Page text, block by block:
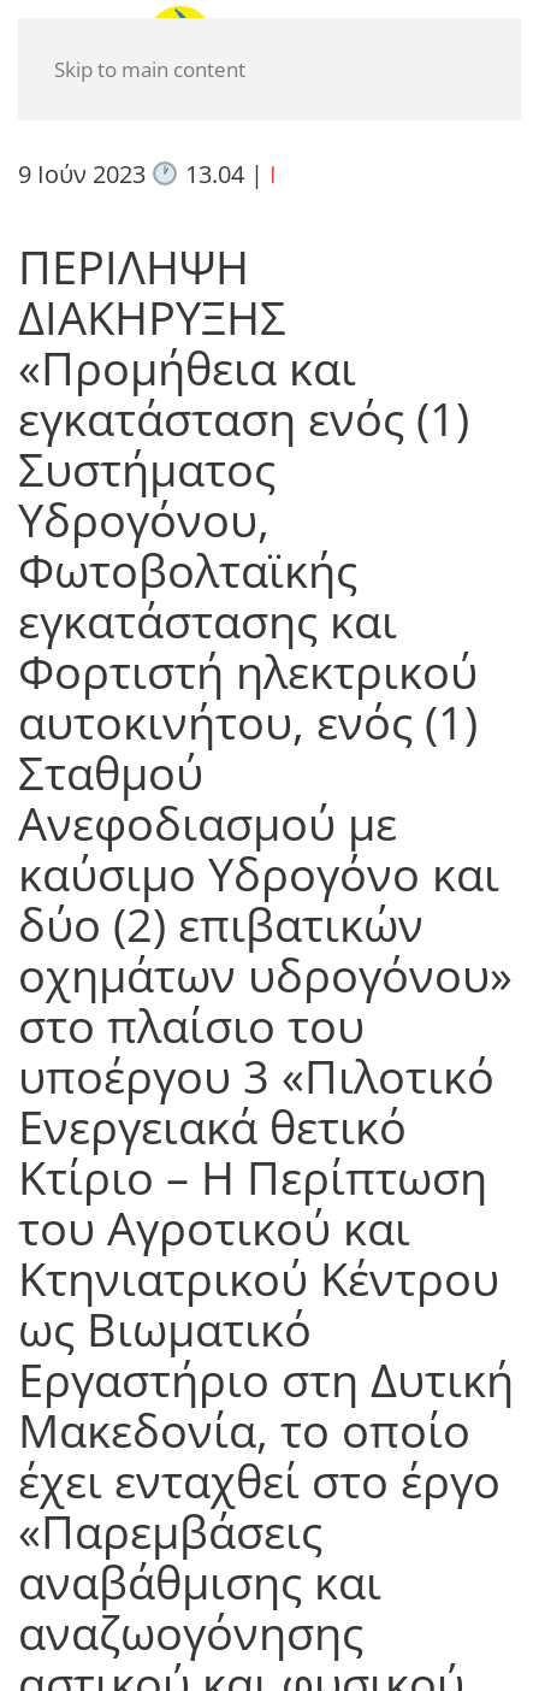
Skip to main content
9 Ιούν 2023 13.04| I
ΠΕΡΙΛΗΨΗ
ΔΙΑΚΗΡΥΞΗΣ
«Προμήθεια και
εγκατάσταση ενός (1)
Συστήματος
Υδρογόνου,
Φωτοβολταϊκής
εγκατάστασης και
Φορτιστή ηλεκτρικού
αυτοκινήτου, ενός (1)
Σταθμού
Ανεφοδιασμού με
καύσιμο Υδρογόνο και
δύο (2) επιβατικών
οχημάτων υδρογόνου»
στο πλαίσιο του
υποέργου 3 «Πιλοτικό
Ενεργειακά θετικό
Κτίριο – Η Περίπτωση
του Αγροτικού και
Κτηνιατρικού Κέντρου
ως Βιωματικό
Εργαστήριο στη Δυτική
Μακεδονία, το οποίο
έχει ενταχθεί στο έργο
«Παρεμβάσεις
αναβάθμισης και
αναζωογόνησης